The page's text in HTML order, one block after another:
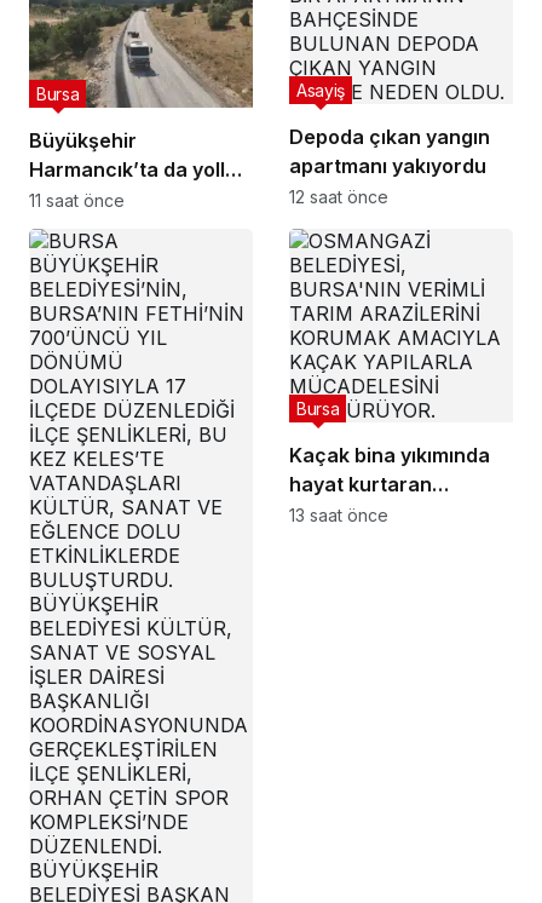
Büyükşehir
Harmancık’ta da yolları
yeniliyor
Bursa
11 saat önce
Depoda çıkan yangın
apartmanı yakıyordu
Asayiş
12 saat önce
Kaçak bina yıkımında
hayat kurtaran
müdahale
Bursa
13 saat önce